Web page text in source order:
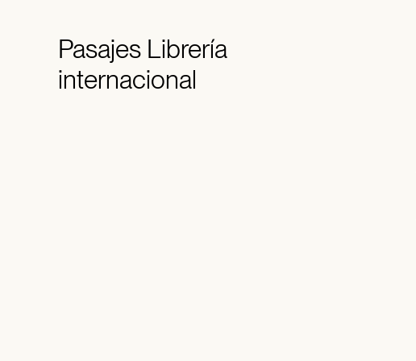
PasajesLibrería
internacional